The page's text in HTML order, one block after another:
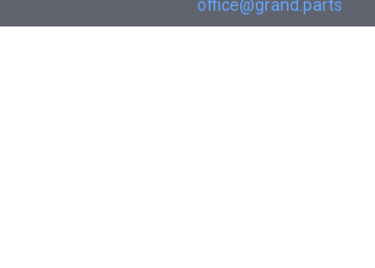
office@grand.parts